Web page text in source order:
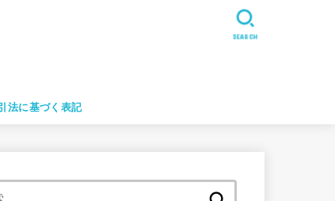
法に基づく表記
SEARCH